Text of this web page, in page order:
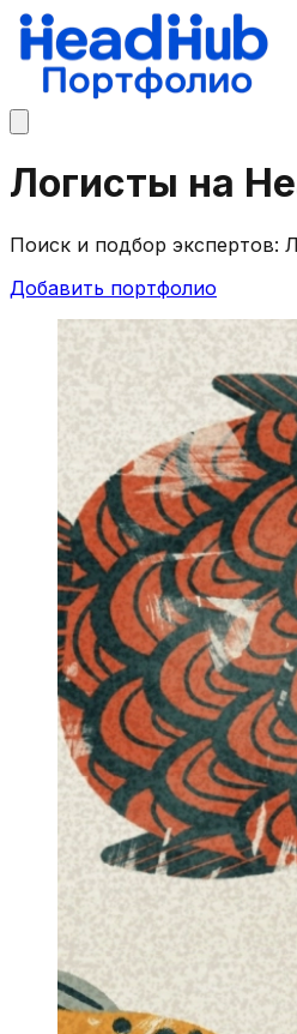
Логисты на
Поиск и подбор экспертов:
Добавить портфолио